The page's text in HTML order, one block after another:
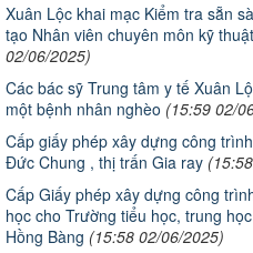
Xuân Lộc khai mạc Kiểm tra sẵn
tạo Nhân viên chuyên môn kỹ
02/06/2025)
Các bác sỹ Trung tâm y tế Xuân
một bệnh nhân nghèo (15:59 02/
Cấp giấy phép xây dựng công
Đức Chung , thị trấn Gia ray
Cấp Giấy phép xây dựng công
học cho Trường tiểu học, trung
Hồng Bàng (15:58 02/06/2025)